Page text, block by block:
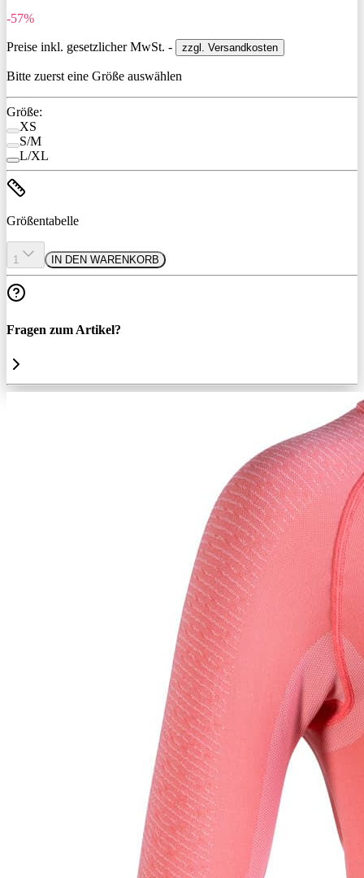
-57%
Preise inkl. gesetzlicher MwSt. - zzgl. Versandkosten
Bitte zuerst eine Größe auswählen
Größe:
XS
S/M
L/XL
Größentabelle
1 IN DEN WARENKORB
Fragen zum Artikel?